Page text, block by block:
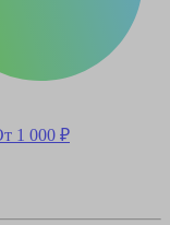
1 000 ₽